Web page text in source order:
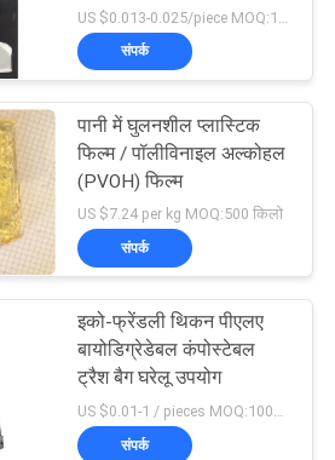
घुलनशील बीज
प्लास्टिक
संपर्क
पानी में घुलनशील प्लास्टिक
फिल्म / पॉलीविनाइल अल्कोहल
(PVOH) फिल्म
US $7.24 per kg MOQ:500 किलो
संपर्क
इको-फ्रेंडली थिकन पीएलए
बायोडिग्रेडेबल कंपोस्टेबल
ट्रैश बैग घरेलू उपयोग
US $0.01-1 / pieces MOQ:10000pcs
संपर्क